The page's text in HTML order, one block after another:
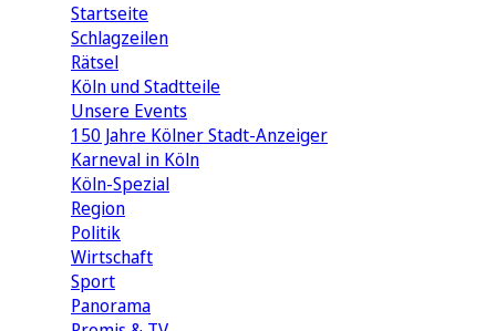
Startseite
Schlagzeilen
Rätsel
Köln und Stadtteile
Unsere Events
150 Jahre Kölner Stadt-Anzeiger
Karneval in Köln
Köln-Spezial
Region
Politik
Wirtschaft
Sport
Panorama